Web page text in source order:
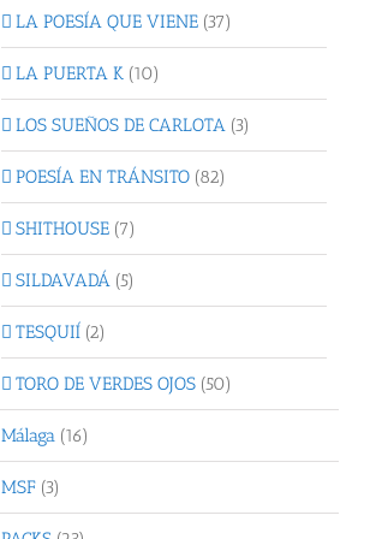
LA POESÍA QUE VIENE (37)
LA PUERTA K (10)
LOS SUEÑOS DE CARLOTA (3)
POESÍA EN TRÁNSITO (82)
SHITHOUSE (7)
SILDAVADÁ (5)
TESQUIÍ (2)
TORO DE VERDES OJOS (50)
Málaga (16)
MSF (3)